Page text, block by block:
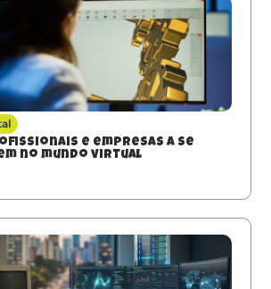
e empresas a se
no mundo virtual